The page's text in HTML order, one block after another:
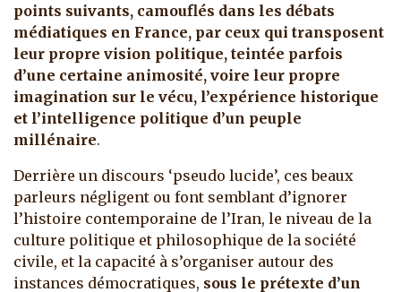
points suivants, camouflés dans les débats
médiatiques en France, par ceux qui transposent
leur propre vision politique, teintée parfois
d’une certaine animosité, voire leur propre
imagination sur le vécu, l’expérience historique
et l’intelligence politique d’un peuple
millénaire.
Derrière un discours ‘pseudo lucide’, ces beaux
parleurs négligent ou font semblant d’ignorer
l’histoire contemporaine de l’Iran, le niveau de la
culture politique et philosophique de la société
civile, et la capacité à s’organiser autour des
instances démocratiques, sous le prétexte d’un